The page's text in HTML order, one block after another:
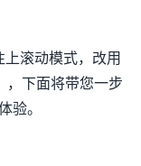
滚动模式，改用
，下面将带您一步
验。